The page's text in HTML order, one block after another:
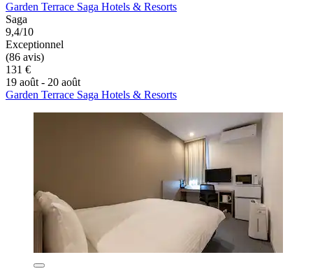
Garden Terrace Saga Hotels & Resorts
Saga
9,4/10
Exceptionnel
(86 avis)
131 €
19 août - 20 août
Garden Terrace Saga Hotels & Resorts